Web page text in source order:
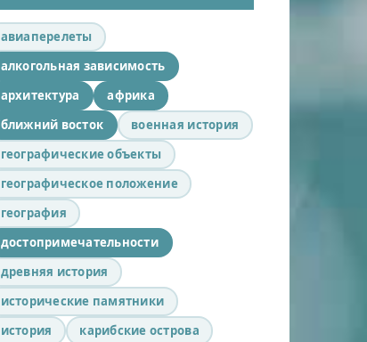
авиаперелеты
алкогольная зависимость
архитектура
африка
ближний восток
военная история
географические объекты
географическое положение
география
достопримечательности
древняя история
исторические памятники
история
карибские острова